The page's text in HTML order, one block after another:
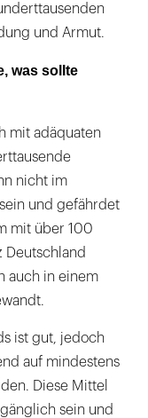
und Armut.
was sollte
mit adäquaten
nicht im
und gefährdet
mit über 100
Deutschland
auch in einem
ist gut, jedoch
auf mindestens
Diese Mittel
sein und